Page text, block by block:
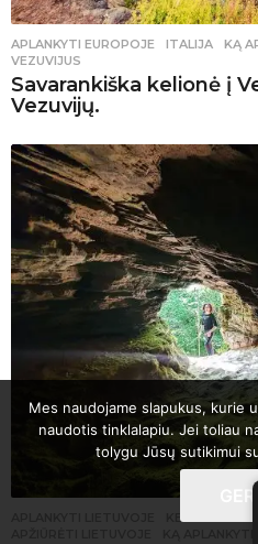
APLANKYTI EUROPOJE ITALIJA ,KĄ
VEZUVIJUS
Savarankiška kelionė į
Vezuvijų.
KELIONĖS
Mes naudojame slapukus, kurie
naudotis tinklalapiu. Jei toliau
tolygu Jūsų sutikimui